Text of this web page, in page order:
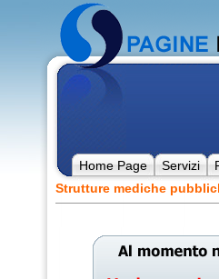
Home Page Servizi
Strutture mediche